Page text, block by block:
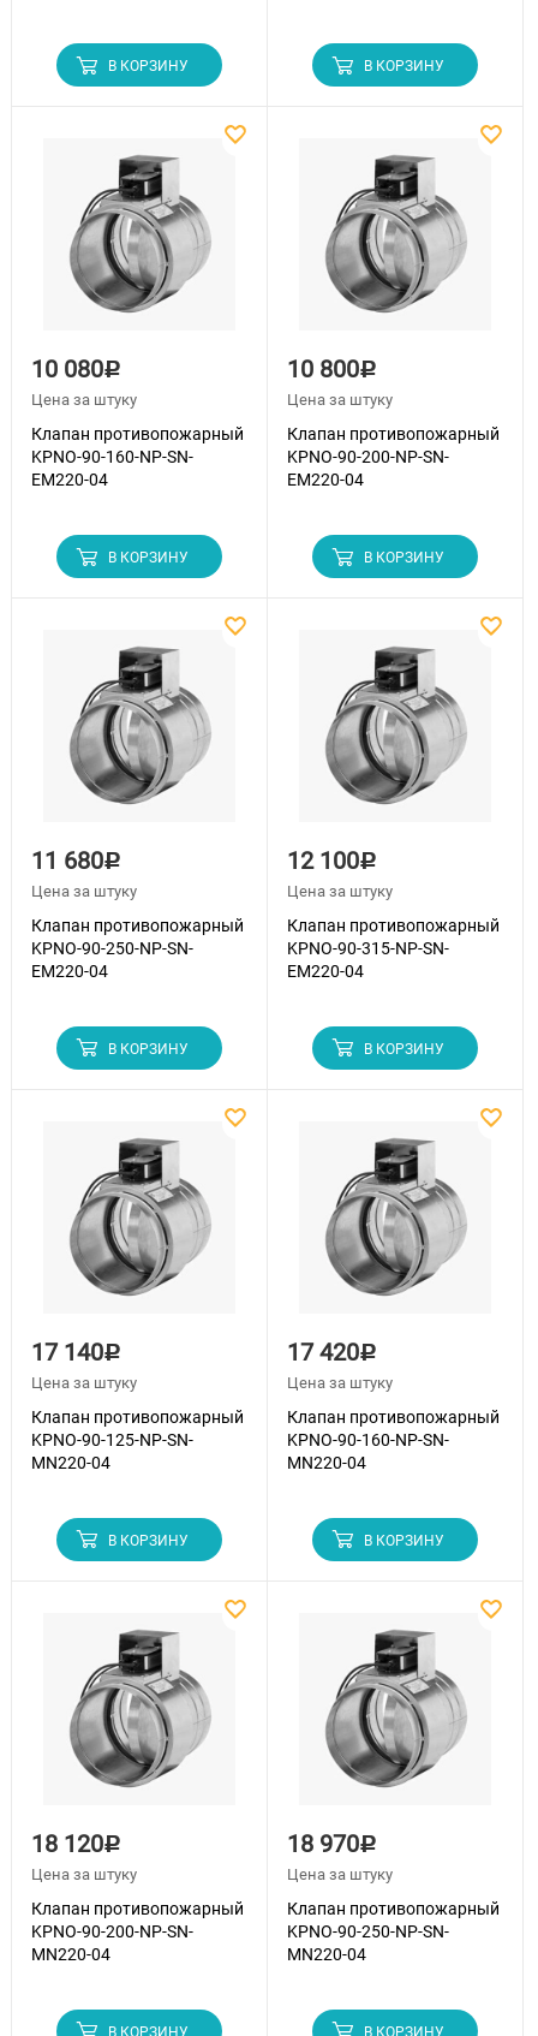
В КОРЗИНУ В КОРЗИНУ
10 080Р
Цена за штуку
Клапан противопожарный
KPNO-90-160-NP-SN-
EM220-04
В КОРЗИНУ
10 800Р
Цена за штуку
Клапан противопожарный
KPNO-90-200-NP-SN-
EM220-04
В КОРЗИНУ
11 680Р
Цена за штуку
Клапан противопожарный
KPNO-90-250-NP-SN-
EM220-04
В КОРЗИНУ
12 100Р
Цена за штуку
Клапан противопожарный
KPNO-90-315-NP-SN-
EM220-04
В КОРЗИНУ
17 140Р
Цена за штуку
Клапан противопожарный
KPNO-90-125-NP-SN-
MN220-04
В КОРЗИНУ
17 420Р
Цена за штуку
Клапан противопожарный
KPNO-90-160-NP-SN-
MN220-04
В КОРЗИНУ
18 120Р
Цена за штуку
Клапан противопожарный
KPNO-90-200-NP-SN-
MN220-04
В КОРЗИНУ
18 970Р
Цена за штуку
Клапан противопожарный
KPNO-90-250-NP-SN-
MN220-04
В КОРЗИНУ